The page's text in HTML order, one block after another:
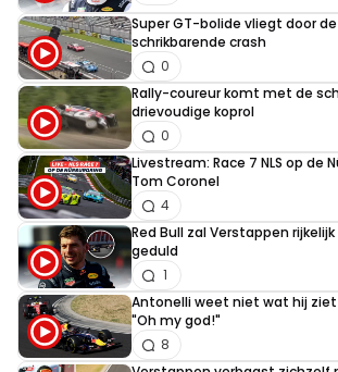
Wat een slecht artikel dit, van
letterlijk alleen over de taalbarrière die
Charles, de emotionele band die hij
de achternaam van Max hem hielp.
op racevaardigheid, gretigheid of
coureurs.
ray#1
8 maart 2020 19:17
jongens, lees dit artikel even
"binnenkort op onze site"
Super GT-bolide vliegt door
schrikbarende crash
0
Rally-coureur komt met de
drievoudige koprol
0
Livestream: Race 7 NLS op de
Tom Coronel
4
Red Bull zal Verstappen
geduld
1
Antonelli weet niet wat hij
"Oh my god!"
8